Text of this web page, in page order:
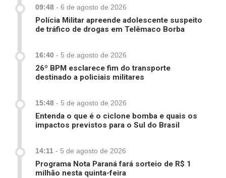
09:48 - 6 de agosto de 2026
Polícia Militar apreende adolescente suspeito
de tráfico de drogas em Telêmaco Borba
16:40 - 5 de agosto de 2026
26º BPM esclarece fim do transporte
destinado a policiais militares
15:48 - 5 de agosto de 2026
Entenda o que é o ciclone bomba e quais os
impactos previstos para o Sul do Brasil
14:11 - 5 de agosto de 2026
Programa Nota Paraná fará sorteio de R$ 1
milhão nesta quinta-feira